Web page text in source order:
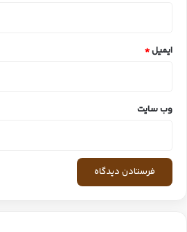
ایمیل*
وب‌ سایت